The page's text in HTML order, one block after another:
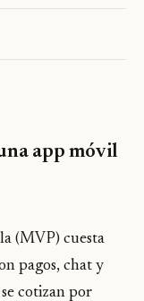
app móvil
(MVP) cuesta
pagos, chat y
se cotizan por